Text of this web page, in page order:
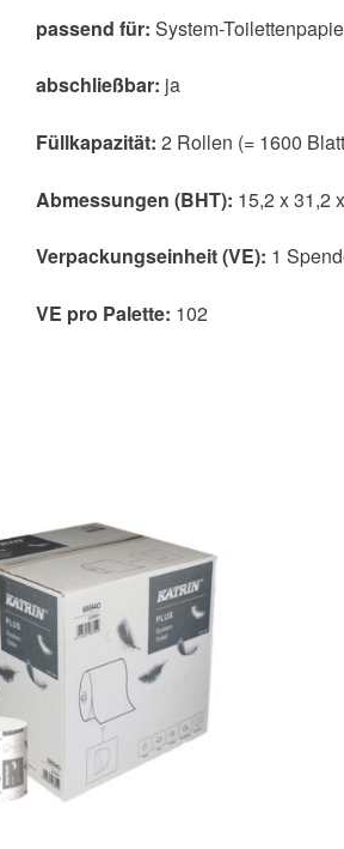
passend für: System-
abschließbar: ja
Füllkapazität: 2 Rollen (= 1600
Abmessungen (BHT): 15,2 x 31,2
Verpackungseinheit (VE): 1
VE pro Palette: 102